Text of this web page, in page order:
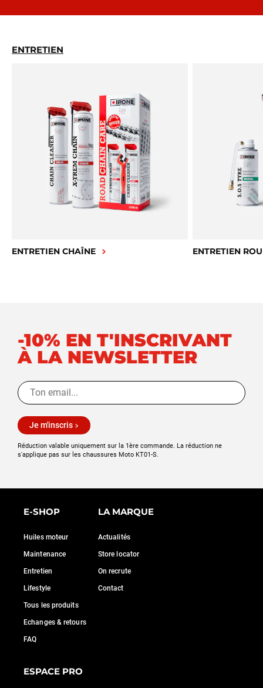
ENTRETIEN
ENTRETIEN CHAÎNE ENTRETIEN
-10% EN T'INSCRIVANT
À LA NEWSLETTER
Je m'inscris
Réduction valable uniquement sur la 1ère commande. La réduction ne
s'applique pas sur les chaussures Moto KT01-S.
E-SHOP
Huiles moteur
Maintenance
Entretien
Lifestyle
Tous les produits
Echanges & retours
FAQ
LA MARQUE
Actualités
Store locator
On recrute
Contact
ESPACE PRO